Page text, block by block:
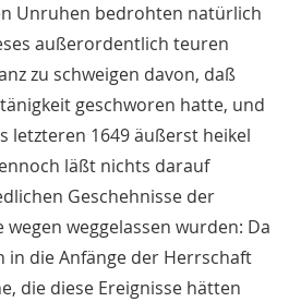
Unruhen bedrohten natürlich
außerordentlich teuren
zu schweigen davon, daß
geschworen hatte, und
letzteren 1649 äußerst heikel
läßt nichts darauf
Geschehnisse der
weggelassen wurden: Da
in die Anfänge der Herrschaft
die diese Ereignisse hätten